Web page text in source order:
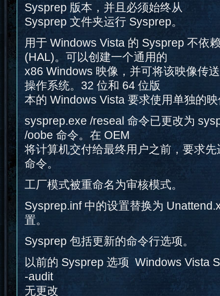
Sysprep 版本，并且必须始终从
Sysprep 文件夹运行 Sysprep。
用于 Windows Vista 的 Sysprep 不依
(HAL)。可以创建一个通用的
x86 Windows 映像，并可将该映像传
操作系统。32 位和 64 位版
本的 Windows Vista 要求使用单独的
sysprep.exe /reseal 命令已更改为
/oobe 命令。在 OEM
将计算机交付给最终用户之前，要求
命令。
工厂模式被重命名为审核模式。
Sysprep.inf 中的设置替换为
置。
Sysprep 包括更新的命令行选项。
以前的 Sysprep 选项 Windows Vista
-audit
无更改